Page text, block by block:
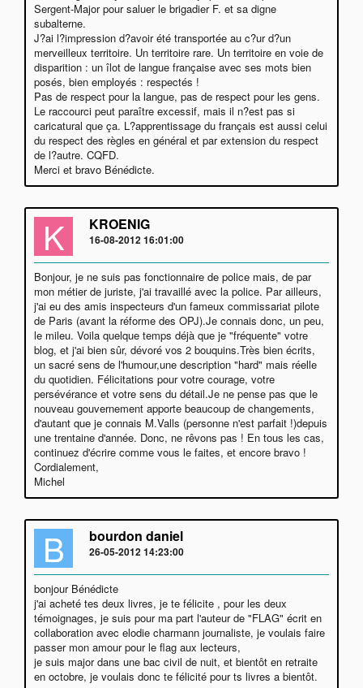
Sergent-Major pour saluer le brigadier F. et sa digne
subalterne.
J?ai l?impression d?avoir été transportée au c?ur d?un
merveilleux territoire. Un territoire rare. Un territoire en voie de
disparition : un îlot de langue française avec ses mots bien
posés, bien employés : respectés !
Pas de respect pour la langue, pas de respect pour les gens.
Le raccourci peut paraître excessif, mais il n?est pas si
caricatural que ça. L?apprentissage du français est aussi celui
du respect des règles en général et par extension du respect
de l?autre. CQFD.
Merci et bravo Bénédicte.
K KROENIG
16-08-2012 16:01:00
Bonjour, je ne suis pas fonctionnaire de police mais, de par
mon métier de juriste, j'ai travaillé avec la police. Par ailleurs,
j'ai eu des amis inspecteurs d'un fameux commissariat pilote
de Paris (avant la réforme des OPJ).Je connais donc, un peu,
le mileu. Voila quelque temps déjà que je "fréquente" votre
blog, et j'ai bien sûr, dévoré vos 2 bouquins.Très bien écrits,
un sacré sens de l'humour,une description "hard" mais réelle
du quotidien. Félicitations pour votre courage, votre
persévérance et votre sens du détail.Je ne pense pas que le
nouveau gouvernement apporte beaucoup de changements,
d'autant que je connais M.Valls (personne n'est parfait !)depuis
une trentaine d'année. Donc, ne rêvons pas ! En tous les cas,
continuez d'écrire comme vous le faites, et encore bravo !
Cordialement,
Michel
B bourdon daniel
26-05-2012 14:23:00
bonjour Bénédicte
j'ai acheté tes deux livres, je te félicite , pour les deux
témoignages, je suis pour ma part l'auteur de "FLAG" écrit en
collaboration avec elodie charmann journaliste, je voulais faire
passer mon amour pour le flag aux lecteurs,
je suis major dans une bac civil de nuit, et bientôt en retraite
en octobre, je voulais donc te félicité pour ts livres a bientôt.